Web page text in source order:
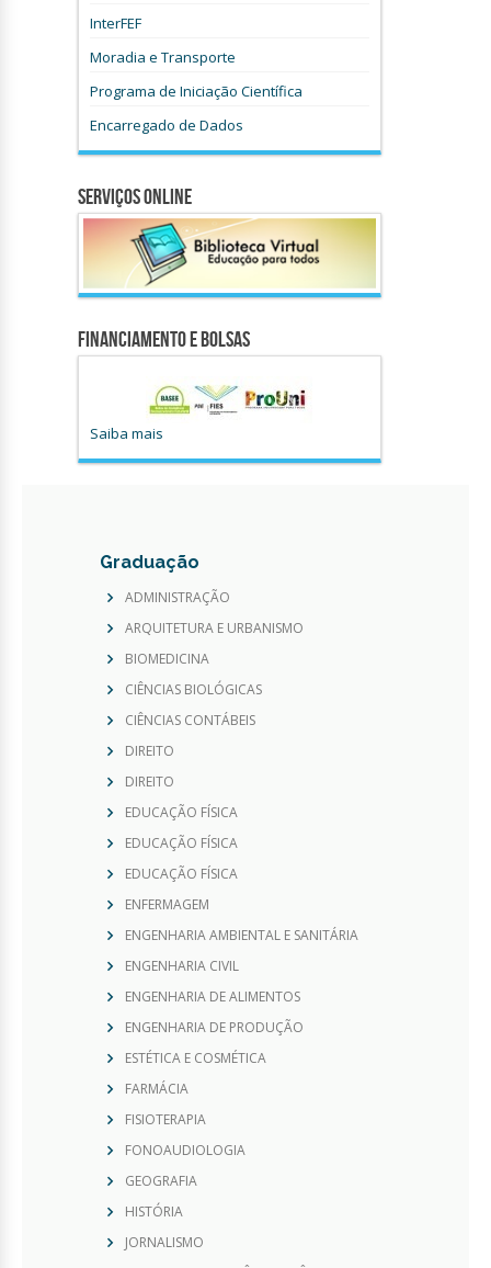
InterFEF
Moradia e Transporte
Programa de Iniciação Científica
Encarregado de Dados
Serviços Online
Financiamento e Bolsas
Saiba mais
Graduação
ADMINISTRAÇÃO
ARQUITETURA E URBANISMO
BIOMEDICINA
CIÊNCIAS BIOLÓGICAS
CIÊNCIAS CONTÁBEIS
DIREITO
DIREITO
EDUCAÇÃO FÍSICA
EDUCAÇÃO FÍSICA
EDUCAÇÃO FÍSICA
ENFERMAGEM
ENGENHARIA AMBIENTAL E SANITÁRIA
ENGENHARIA CIVIL
ENGENHARIA DE ALIMENTOS
ENGENHARIA DE PRODUÇÃO
ESTÉTICA E COSMÉTICA
FARMÁCIA
FISIOTERAPIA
FONOAUDIOLOGIA
GEOGRAFIA
HISTÓRIA
JORNALISMO